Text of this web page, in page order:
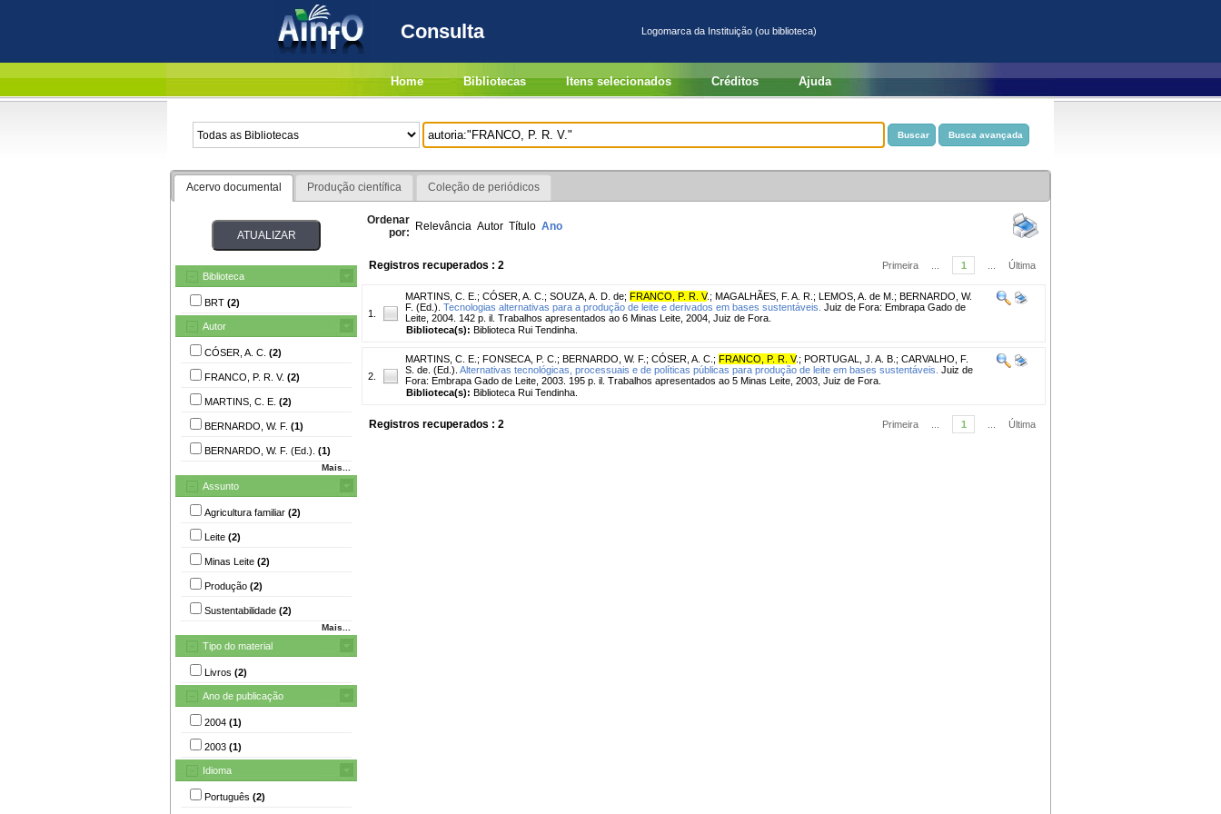
Consulta Logomarca da Instituição (ou biblioteca)
Home Bibliotecas Itens selecionados Créditos Ajuda
Acervo documental Produção científica Coleção de periódicos
Biblioteca
BRT (2)
Autor
CÓSER, A. C. (2)
FRANCO, P. R. V. (2)
MARTINS, C. E. (2)
BERNARDO, W. F. (1)
BERNARDO, W. F. (Ed.). (1)
Mais...
Assunto
Agricultura familiar (2)
Leite (2)
Minas Leite (2)
Produção (2)
Sustentabilidade (2)
Mais...
Tipo do material
Livros (2)
Ano de publicação
2004 (1)
2003 (1)
Idioma
Português (2)
Ordenar
por: Relevância Autor Título Ano
Registros recuperados : 2 Primeira 1 Última
1.
MARTINS, C. E. ; CÓSER, A. C. ; SOUZA, A. D. de; FRANCO, P. R. V.; MAGALHÃES, F. A. R. ; LEMOS, A. de M. ; BERNARDO, W.
F. (Ed.). Tecnologias alternativas para a produção de leite e derivados em bases sustentáveis. Juiz de Fora: Embrapa Gado de
Leite, 2004. 142 p. il. Trabalhos apresentados ao 6 Minas Leite, 2004, Juiz de Fora.
Biblioteca(s): Biblioteca Rui Tendinha.
2.
MARTINS, C. E. ; FONSECA, P. C. ; BERNARDO, W. F. ; CÓSER, A. C. ; FRANCO, P. R. V.; PORTUGAL, J. A. B. ; CARVALHO, F.
S. de. (Ed.). Alternativas tecnológicas, processuais e de políticas públicas para produção de leite em bases sustentáveis. Juiz de
Fora: Embrapa Gado de Leite, 2003. 195 p. il. Trabalhos apresentados ao 5 Minas Leite, 2003, Juiz de Fora.
Biblioteca(s): Biblioteca Rui Tendinha.
Registros recuperados : 2 Primeira 1 Última